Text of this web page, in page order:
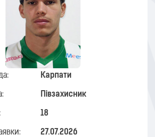
Карпати
Півзахисник
18
27.07.2026